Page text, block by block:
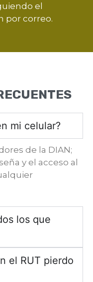
el
por correo.
mi celular?
de la DIAN;
y el acceso al
los que
el RUT pierdo